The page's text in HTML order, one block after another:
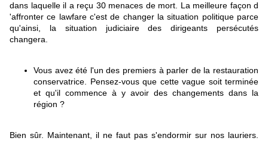
dans laquelle il a reçu 30 menaces de mort. La meilleure façon d
'affronter ce lawfare c'est de changer la situation politique parce
qu'ainsi, la situation judiciaire des dirigeants persécutés
changera.
Vous avez été l'un des premiers à parler de la restauration
conservatrice. Pensez-vous que cette vague soit terminée
et qu'il commence à y avoir des changements dans la
région ?
Bien sûr. Maintenant, il ne faut pas s'endormir sur nos lauriers.